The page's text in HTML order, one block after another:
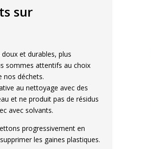
sur
et durables, plus
sommes attentifs au choix
nos déchets.
au nettoyage avec des
et ne produit pas de résidus
avec solvants.
progressivement en
les gaines plastiques.